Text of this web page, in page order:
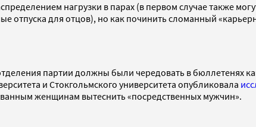
нагрузки в парах (в первом случае также
для отцов), но как починить сломанный
партии должны были чередовать в бюллетенях
и Стокгольмского университета опубликовала
женщинам вытеснить «посредственных мужчин».